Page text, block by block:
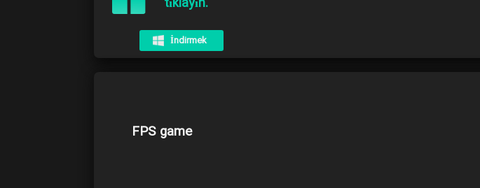
İndirmek
FPS game